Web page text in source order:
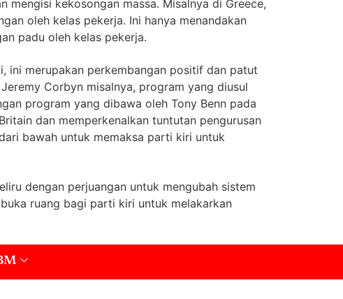
kekosongan massa. Misalnya di Greece,
oleh kelas pekerja. Ini hanya menandakan
padu oleh kelas pekerja.
ini merupakan perkembangan positif dan patut
Corbyn misalnya, program yang diusul
program yang dibawa oleh Tony Benn pada
dan memperkenalkan tuntutan pengurusan
bawah untuk memaksa parti kiri untuk
dengan perjuangan untuk mengubah sistem
ruang bagi parti kiri untuk melakarkan